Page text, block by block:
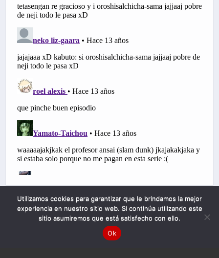
Utilizamos cookies para garantizar que le brindamos la mejor
experiencia en nuestro sitio web. Si continúa utilizando este
sitio asumiremos que está satisfecho con ello.
Ok